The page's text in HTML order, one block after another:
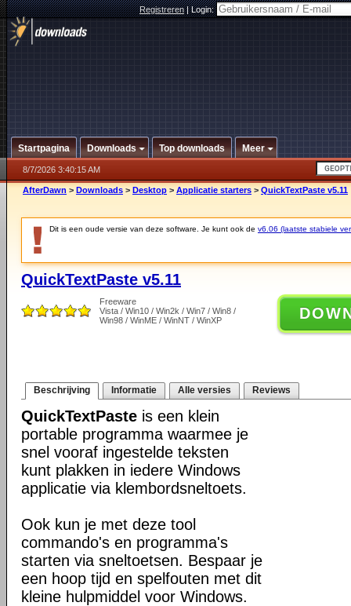
Registreren|Login:
Startpagina Downloads Top downloads Meer
8/7/2026 3:40:15 AM
AfterDawn > Downloads > Desktop > Applicatie starters > QuickTextPaste v5.11
Dit is een oude versie van deze software. Je kunt ook de v6.06 (laatste stabiele
QuickTextPaste v5.11
Freeware
Vista / Win10 / Win2k / Win7 / Win8 /
Win98 / WinME / WinNT / WinXP
Beschrijving Informatie Alle versies Reviews
QuickTextPaste is een klein
portable programma waarmee je
snel vooraf ingestelde teksten
kunt plakken in iedere Windows
applicatie via klembordsneltoets.
Ook kun je met deze tool
commando's en programma's
starten via sneltoetsen. Bespaar je
een hoop tijd en spelfouten met dit
kleine hulpmiddel voor Windows.